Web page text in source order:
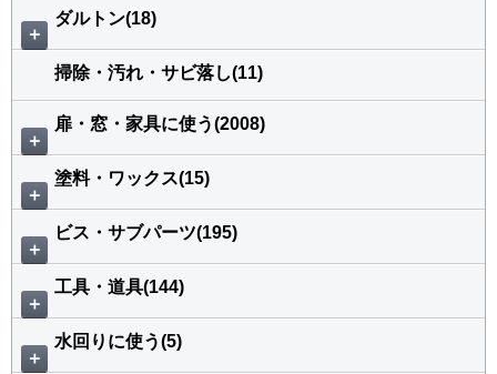
＋
ダルトン(18)
掃除・汚れ・サビ落し(11)
＋
扉・窓・家具に使う(2008)
＋
塗料・ワックス(15)
＋
ビス・サブパーツ(195)
＋
工具・道具(144)
＋
水回りに使う(5)